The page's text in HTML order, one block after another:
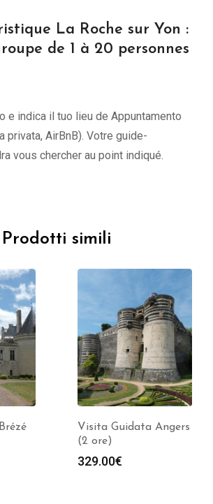
La Roche sur Yon :
de 1 à 20 personnes
e indica il tuo lieu de Appuntamento
privata, AirBnB). Votre guide-
vous chercher au point indiqué.
Prodotti simili
Visita Guidata Angers
(2 ore)
329.00€